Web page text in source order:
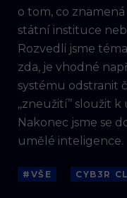
o tom, co
státní instituce
Rozvedli jsme
zda, je vhodné
systému odstranit
,,zneužití’’ sloužit
Nakonec jsme se
umělé inteligence.
#VŠE CYB3R